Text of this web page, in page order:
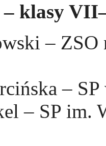
klasy
–
–
– SP im.